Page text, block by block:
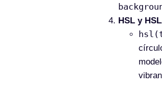
HSL y